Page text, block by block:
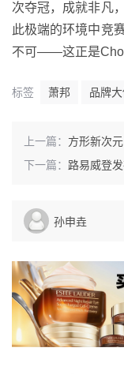
次夺冠，成就非凡
此极端的环境中竞
不可——这正是
标签 萧邦 品牌
上一篇： 方形新次元
下一篇： 路易威登
孙申垚